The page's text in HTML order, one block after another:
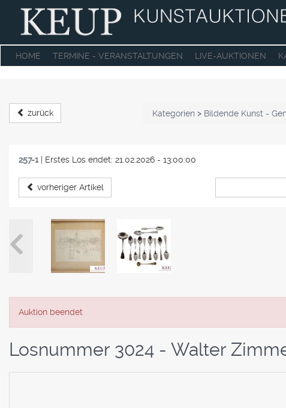
HOME TERMINE - VERANSTALTUNGEN LIVE-AUKTIONEN
zurück Kategorien > Bildende Kunst -
257-1 | Erstes Los endet: 21.02.2026 - 13:00:00
vorheriger Artikel
Auktion beendet
Losnummer 3024 - Walter